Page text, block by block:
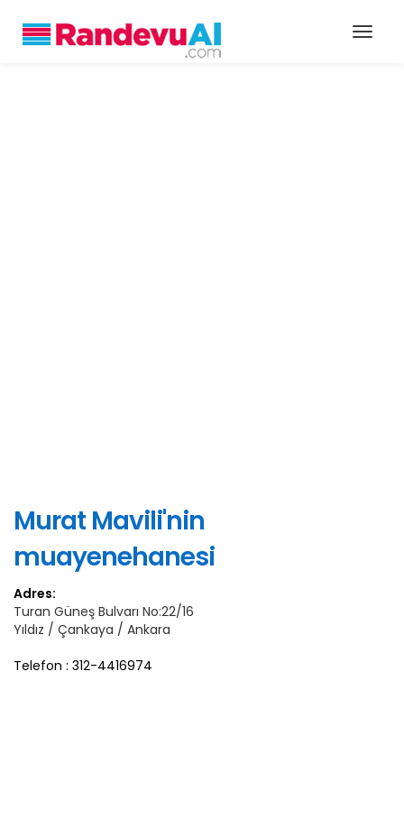
Murat Mavili'nin
muayenehanesi
Adres:
Turan Güneş Bulvarı No:22/16
Yıldız / Çankaya / Ankara
Telefon : 312-4416974